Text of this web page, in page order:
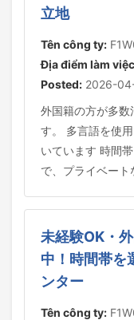
立地
Tên công ty:
Địa điểm làm
Posted: 2026-
外国籍の方が多
す。 多言語を使
いています 時間
で、プライベート
未経験OK・
中！時間帯を
ンター
Tên công ty: